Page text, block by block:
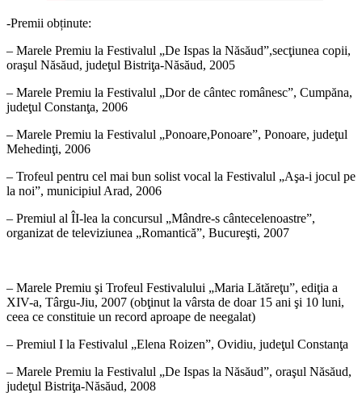
-Premii obținute:
– Marele Premiu la Festivalul „De Ispas la Năsăud”,secţiunea copii,
oraşul Năsăud, judeţul Bistriţa-Năsăud, 2005
– Marele Premiu la Festivalul „Dor de cântec românesc”, Cumpăna,
judeţul Constanţa, 2006
– Marele Premiu la Festivalul „Ponoare,Ponoare”, Ponoare, judeţul
Mehedinţi, 2006
– Trofeul pentru cel mai bun solist vocal la Festivalul „Aşa-i jocul pe
la noi”, municipiul Arad, 2006
– Premiul al ÎI-lea la concursul „Mândre-s cântecelenoastre”,
organizat de televiziunea „Romantică”, Bucureşti, 2007
– Marele Premiu şi Trofeul Festivalului „Maria Lătăreţu”, ediţia a
XIV-a, Târgu-Jiu, 2007 (obţinut la vârsta de doar 15 ani şi 10 luni,
ceea ce constituie un record aproape de neegalat)
– Premiul I la Festivalul „Elena Roizen”, Ovidiu, judeţul Constanţa
– Marele Premiu la Festivalul „De Ispas la Năsăud”, oraşul Năsăud,
judeţul Bistriţa-Năsăud, 2008